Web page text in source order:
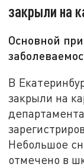
закрыли на
Основной
В
закрыли на
Небольшое
отмечено в